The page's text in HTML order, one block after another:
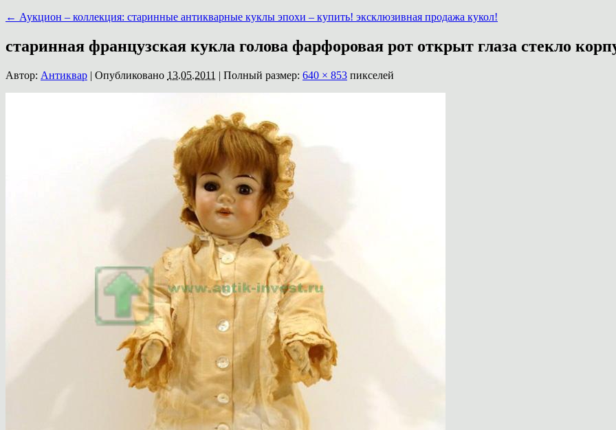
← Аукцион – коллекция: старинные антикварные куклы эпохи – купить! эксклюзивная продажа кукол!
старинная французская кукла голова фарфоровая рот открыт глаза стекло
Автор: Антиквар | Опубликовано 13.05.2011 | Полный размер: 640 × 853 пикселей